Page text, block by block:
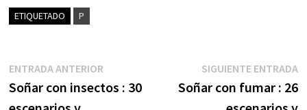
ETIQUETADO P
Navegación
de
ENTRADA ANTERIOREntrada
anterior:
Soñar con insectos : 30
SIGUIENTE ENTRADA
Soñar con fumar : 26